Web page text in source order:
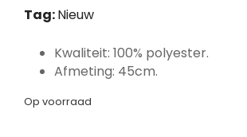
Tag:Nieuw
Kwaliteit: 100% polyester.
Afmeting: 45cm.
Op voorraad